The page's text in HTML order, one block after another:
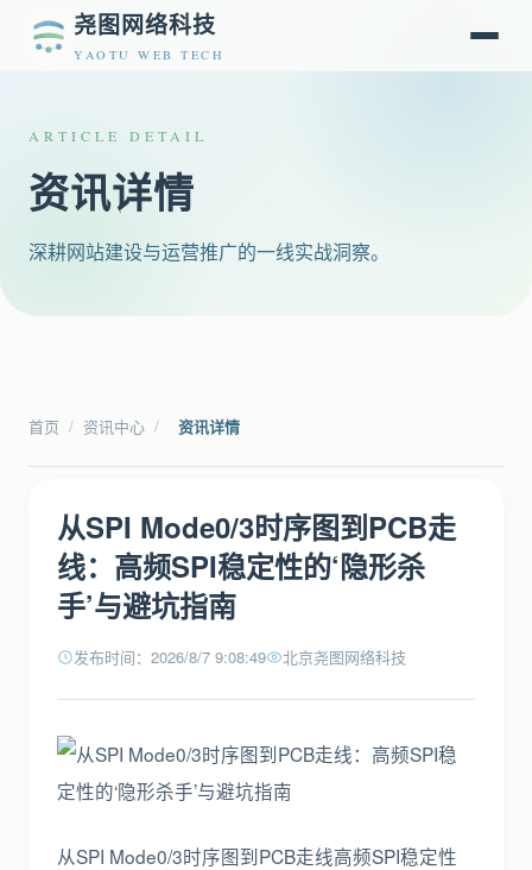
尧图网络科技
YAOTU WEB TECH
ARTICLE DETAIL
资讯详情
深耕网站建设与运营推广的一线实战洞察。
首页 / 资讯中心 / 资讯详情
从SPI Mode0/3时序图到PCB走
线：高频SPI稳定性的‘隐形杀
手’与避坑指南
发布时间：2026/8/7 9:08:49 北京尧图网络科技
从SPI Mode0/3时序图到PCB走线高频SPI稳定性